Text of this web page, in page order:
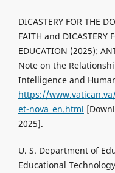
DICASTERY FOR THE
FAITH and DICASTERY
EDUCATION (2025):
Note on the
Intelligence and
https://
et-nova_en.html
2025].
U. S. Department of
Educational